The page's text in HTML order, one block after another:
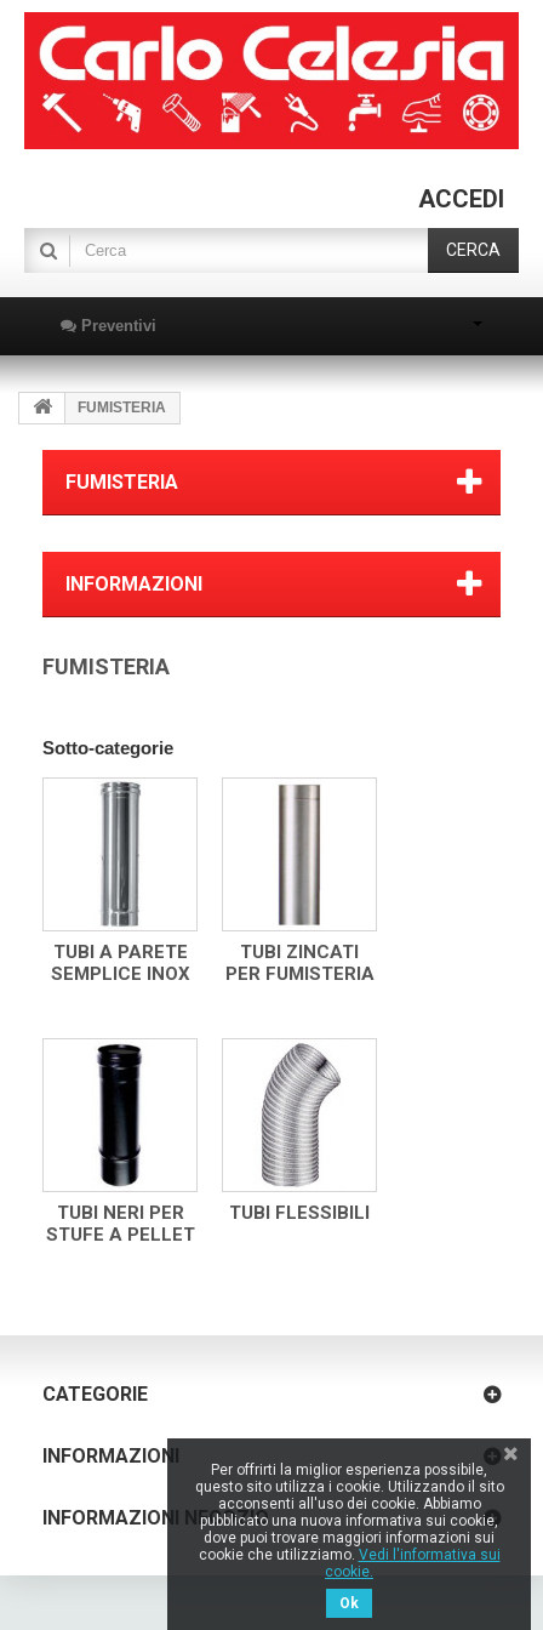
ACCEDI
CERCA
Preventivi
FUMISTERIA
FUMISTERIA
INFORMAZIONI
FUMISTERIA
Sotto-categorie
TUBI A PARETE
SEMPLICE INOX
TUBI ZINCATI
PER FUMISTERIA
TUBI NERI PER
STUFE A PELLET
TUBI FLESSIBILI
CATEGORIE
INFORMAZIONI
INFORMAZIONI NEGOZIO
Per offrirti la miglior esperienza possibile,
questo sito utilizza i cookie. Utilizzando il sito
acconsenti all'uso dei cookie. Abbiamo
pubblicato una nuova informativa sui cookie,
dove puoi trovare maggiori informazioni sui
cookie che utilizziamo. Vedi l'informativa sui
cookie.
Ok